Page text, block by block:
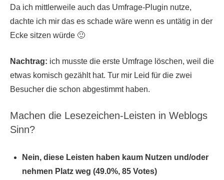
Da ich mittlerweile auch das Umfrage-Plugin nutze,
dachte ich mir das es schade wäre wenn es untätig in der
Ecke sitzen würde 🙂
Nachtrag: ich musste die erste Umfrage löschen, weil die
etwas komisch gezählt hat. Tur mir Leid für die zwei
Besucher die schon abgestimmt haben.
Machen die Lesezeichen-Leisten in Weblogs
Sinn?
Nein, diese Leisten haben kaum Nutzen und/oder
nehmen Platz weg (49.0%, 85 Votes)